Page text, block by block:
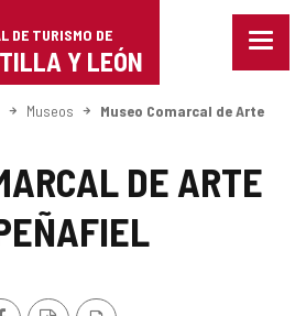
DE TURISMO DE
Y LEÓN
Menu
Museos
Museo Comarcal de Arte
DE ARTE